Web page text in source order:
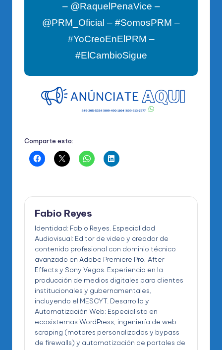
– @RaquelPenaVice –
@PRM_Oficial – #SomosPRM –
#YoCreoEnElPRM –
#ElCambioSigue
Comparte esto:
Fabio Reyes
Identidad: Fabio Reyes. Especialidad
Audiovisual: Editor de video y creador de
contenido profesional con dominio técnico
avanzado en Adobe Premiere Pro, After
Effects y Sony Vegas. Experiencia en la
producción de medios digitales para clientes
institucionales y gubernamentales,
incluyendo el MESCYT. Desarrollo y
Automatización Web: Especialista en
ecosistemas WordPress, ingeniería de web
scraping (motores personalizados y bypass
de firewalls) y automatización de portales de